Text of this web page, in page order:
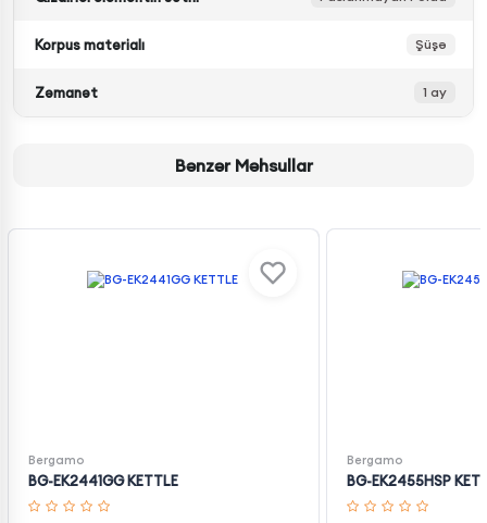
Korpus materialı Şüşə
Zəmanət 1 ay
Bənzər Məhsullar
Bergamo
BG-EK2441GG KETTLE
Bergamo
BG-EK2455HSP